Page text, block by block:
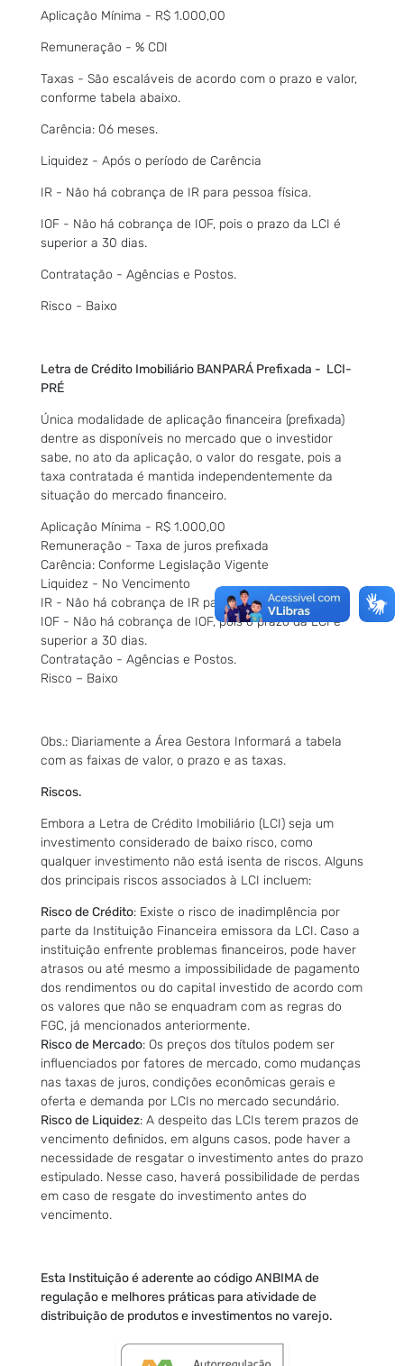
Aplicação Mínima - R$ 1.000,00
Remuneração - % CDI
Taxas - São escaláveis de acordo com o prazo e valor,
conforme tabela abaixo.
Carência: 06 meses.
Liquidez - Após o período de Carência
IR - Não há cobrança de IR para pessoa física.
IOF - Não há cobrança de IOF, pois o prazo da LCI é
superior a 30 dias.
Contratação - Agências e Postos.
Risco - Baixo
Letra de Crédito Imobiliário BANPARÁ Prefixada - LCI-
PRÉ
Única modalidade de aplicação financeira (prefixada)
dentre as disponíveis no mercado que o investidor
sabe, no ato da aplicação, o valor do resgate, pois a
taxa contratada é mantida independentemente da
situação do mercado financeiro.
Aplicação Mínima - R$ 1.000,00
Remuneração - Taxa de juros prefixada
Carência: Conforme Legislação Vigente
Liquidez - No Vencimento
IR - Não há cobrança de IR para pessoa física.
IOF - Não há cobrança de IOF, pois o prazo da LCI é
superior a 30 dias.
Contratação - Agências e Postos.
Risco – Baixo
Obs.: Diariamente a Área Gestora Informará a tabela
com as faixas de valor, o prazo e as taxas.
Riscos.
Embora a Letra de Crédito Imobiliário (LCI) seja um
investimento considerado de baixo risco, como
qualquer investimento não está isenta de riscos. Alguns
dos principais riscos associados à LCI incluem:
Risco de Crédito: Existe o risco de inadimplência por
parte da Instituição Financeira emissora da LCI. Caso a
instituição enfrente problemas financeiros, pode haver
atrasos ou até mesmo a impossibilidade de pagamento
dos rendimentos ou do capital investido de acordo com
os valores que não se enquadram com as regras do
FGC, já mencionados anteriormente.
Risco de Mercado: Os preços dos títulos podem ser
influenciados por fatores de mercado, como mudanças
nas taxas de juros, condições econômicas gerais e
oferta e demanda por LCIs no mercado secundário.
Risco de Liquidez: A despeito das LCIs terem prazos de
vencimento definidos, em alguns casos, pode haver a
necessidade de resgatar o investimento antes do prazo
estipulado. Nesse caso, haverá possibilidade de perdas
em caso de resgate do investimento antes do
vencimento.
Esta Instituição é aderente ao código ANBIMA de
regulação e melhores práticas para atividade de
distribuição de produtos e investimentos no varejo.